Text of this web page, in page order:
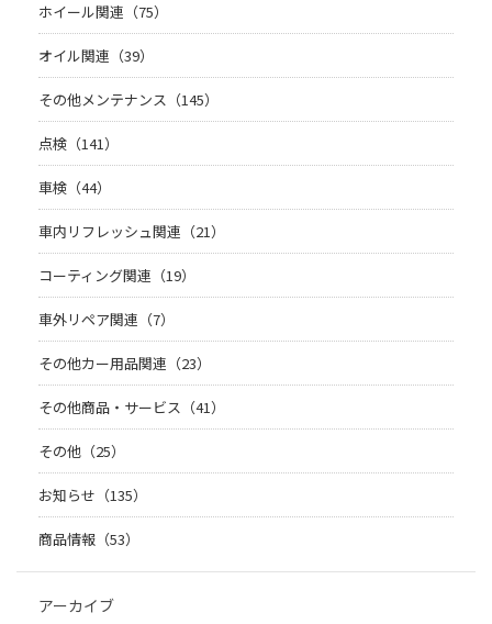
ホイール関連（75）
オイル関連（39）
その他メンテナンス（145）
点検（141）
車検（44）
車内リフレッシュ関連（21）
コーティング関連（19）
車外リペア関連（7）
その他カー用品関連（23）
その他商品・サービス（41）
その他（25）
お知らせ（135）
商品情報（53）
アーカイブ